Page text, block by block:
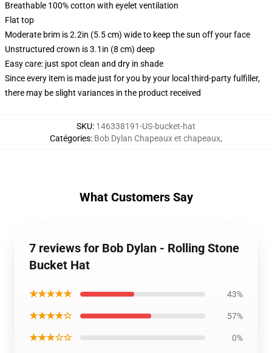
Breathable 100% cotton with eyelet ventilation
Flat top
Moderate brim is 2.2in (5.5 cm) wide to keep the sun off your face
Unstructured crown is 3.1in (8 cm) deep
Easy care: just spot clean and dry in shade
Since every item is made just for you by your local third-party fulfiller,
there may be slight variances in the product received
SKU: 146338191-US-bucket-hat
Catégories: Bob Dylan Chapeaux et chapeaux,
What Customers Say
7 reviews for Bob Dylan - Rolling Stone
Bucket Hat
★★★★★ 43%
★★★★☆ 57%
★★★☆☆ 0%